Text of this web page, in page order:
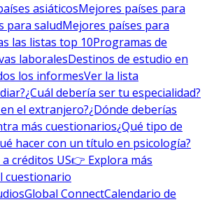
asiáticosMejores países para
para saludMejores países para
las listas top 10Programas de
laboralesDestinos de estudio en
los informesVer la lista
¿Cuál debería ser tu especialidad?
el extranjero?¿Dónde deberías
más cuestionarios¿Qué tipo de
hacer con un título en psicología?
créditos US👉 Explora más
cuestionario
Global ConnectCalendario de